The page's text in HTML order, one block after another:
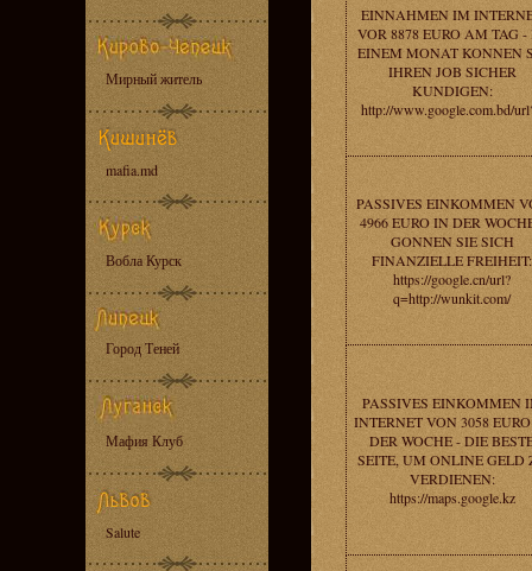
Мирный житель
mafia.md
Вобла Курск
Город Теней
Мафия Клуб
Salute
EINNAHMEN IM
VOR 8878 EURO AM TAG -
EINEM MONAT KONNEN
IHREN JOB SICHER
KUNDIGEN:
http://www.google.com.bd/
PASSIVES EINKOMMEN
4966 EURO IN DER
GONNEN SIE SICH
FINANZIELLE FREIHEIT:
https://google.cn/url?
q=http://wunkit.com/
PASSIVES EINKOMMEN
INTERNET VON 3058
DER WOCHE - DIE
SEITE, UM ONLINE GELD
VERDIENEN:
https://maps.google.kz